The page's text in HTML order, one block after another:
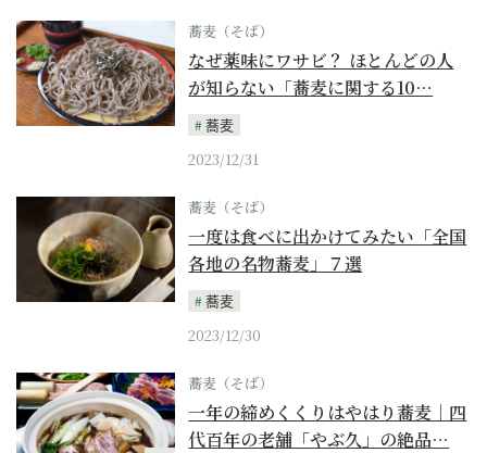
蕎麦（そば）
なぜ薬味にワサビ？ ほとんどの人
が知らない「蕎麦に関する10…
蕎麦
2023/12/31
蕎麦（そば）
一度は食べに出かけてみたい「全国
各地の名物蕎麦」７選
蕎麦
2023/12/30
蕎麦（そば）
一年の締めくくりはやはり蕎麦｜四
代百年の老舗「やぶ久」の絶品…